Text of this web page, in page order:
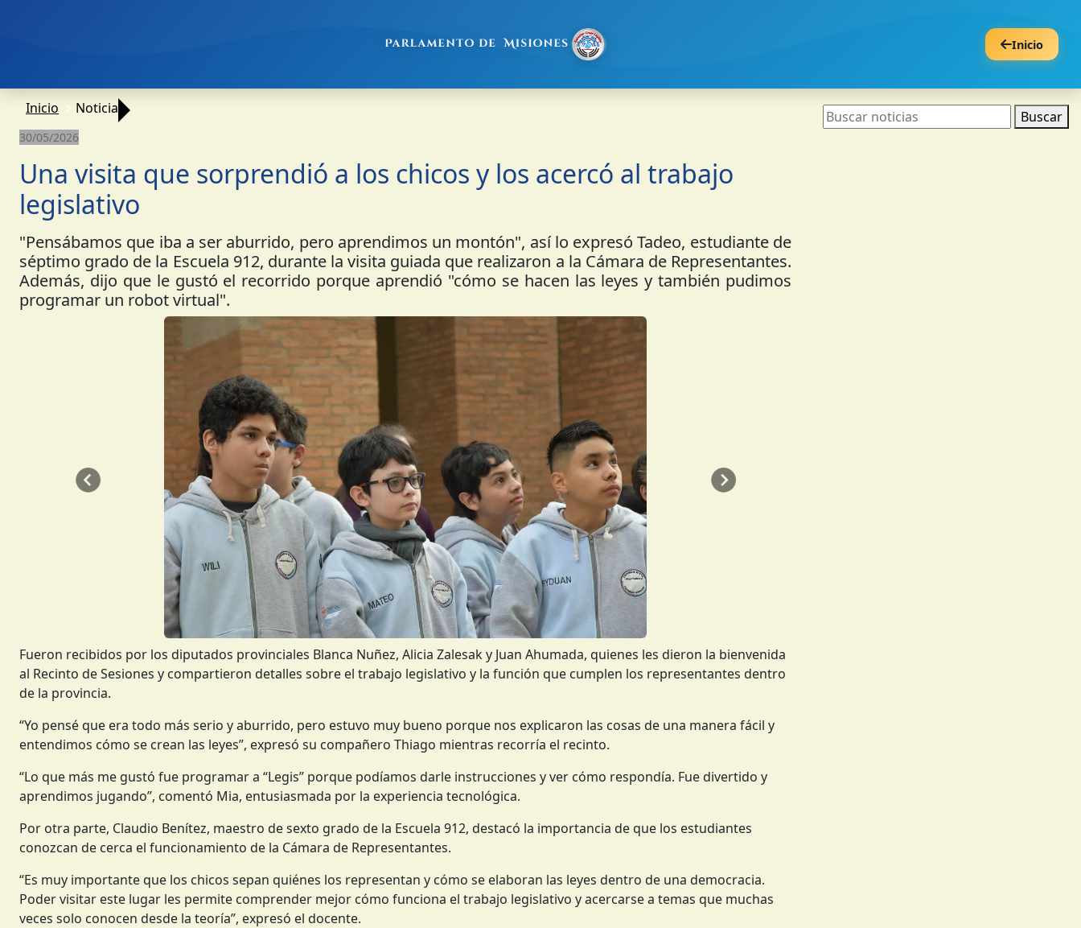
Inicio
Inicio Noticia
30/05/2026
Una visita que sorprendió a los chicos y los acercó al trabajo
legislativo
"Pensábamos que iba a ser aburrido, pero aprendimos un montón", así lo expresó Tadeo, estudiante de
séptimo grado de la Escuela 912, durante la visita guiada que realizaron a la Cámara de Representantes.
Además, dijo que le gustó el recorrido porque aprendió "cómo se hacen las leyes y también pudimos
programar un robot virtual".
Anterior Siguiente
Fueron recibidos por los diputados provinciales Blanca Nuñez, Alicia Zalesak y Juan Ahumada, quienes les dieron la bienvenida
al Recinto de Sesiones y compartieron detalles sobre el trabajo legislativo y la función que cumplen los representantes dentro
de la provincia.
“Yo pensé que era todo más serio y aburrido, pero estuvo muy bueno porque nos explicaron las cosas de una manera fácil y
entendimos cómo se crean las leyes”, expresó su compañero Thiago mientras recorría el recinto.
“Lo que más me gustó fue programar a “Legis” porque podíamos darle instrucciones y ver cómo respondía. Fue divertido y
aprendimos jugando”, comentó Mia, entusiasmada por la experiencia tecnológica.
Por otra parte, Claudio Benítez, maestro de sexto grado de la Escuela 912, destacó la importancia de que los estudiantes
conozcan de cerca el funcionamiento de la Cámara de Representantes.
“Es muy importante que los chicos sepan quiénes los representan y cómo se elaboran las leyes dentro de una democracia.
Poder visitar este lugar les permite comprender mejor cómo funciona el trabajo legislativo y acercarse a temas que muchas
veces solo conocen desde la teoría”, expresó el docente.
Buscar